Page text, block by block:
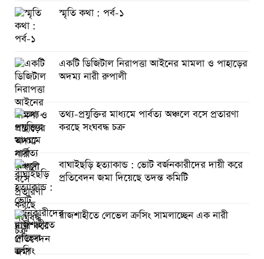
রাবিপ্রবি’তে ‘জুলাই গণঅভ্যুত্থান দিবস-২০২৬’ উদযাপিত
স্মৃতি কথা : পর্ব-১
একটি ডিজিটাল নিরাপত্তা আইনের মামলা ও পাহাড়ের
অদম্য নারী রুপালী
তথ্য-প্রযুক্তির মাধ্যমে পার্বত্য অঞ্চলে বসে প্রতারণা
করছে সংঘবদ্ধ চক্র
বাঘাইছড়ি হত্যাকান্ড : ভোট বর্জনকারীদের দায়ী করে
প্রতিবেদন জমা দিয়েছে তদন্ত কমিটি
রাজশাহীতে লেভেল ক্রসিং সামলাচ্ছেন এক নারী